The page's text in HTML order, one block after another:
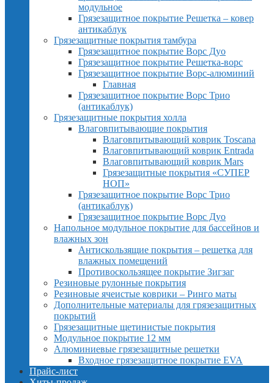
модульное
Грязезащитное покрытие Решетка – ковер
антикаблук
Грязезащитные покрытия тамбура
Грязезащитное покрытие Ворс Дуо
Грязезащитное покрытие Решетка-ворс
Грязезащитное покрытие Ворс-алюминий
Главная
Грязезащитное покрытие Ворс Трио
(антикаблук)
Грязезащитные покрытия холла
Влаговпитывающие покрытия
Влаговпитывающий коврик Toscana
Влаговпитывающий коврик Entrada
Влаговпитывающий коврик Mars
Грязезащитные покрытия «СУПЕР
НОП»
Грязезащитное покрытие Ворс Трио
(антикаблук)
Грязезащитное покрытие Ворс Дуо
Напольное модульное покрытие для бассейнов и
влажных зон
Антискользящие покрытия – решетка для
влажных помещений
Противоскользящее покрытие Зигзаг
Резиновые рулонные покрытия
Резиновые ячеистые коврики – Ринго маты
Дополнительные материалы для грязезащитных
покрытий
Грязезащитные щетинистые покрытия
Модульное покрытие 12 мм
Алюминиевые грязезащитные решетки
Входное грязезащитное покрытие EVA
Прайс-лист